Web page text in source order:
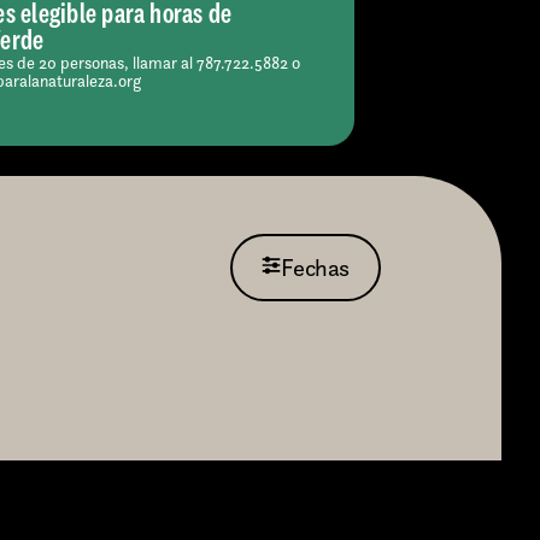
elegible para horas de
de 20 personas, llamar al 787.722.5882 o
Fechas